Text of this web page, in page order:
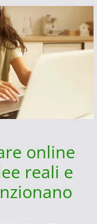
online
reali e